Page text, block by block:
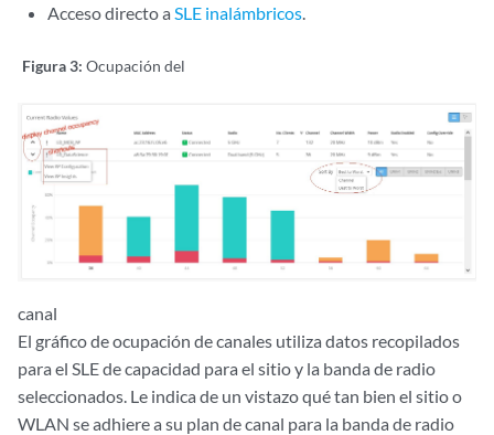
Acceso directo a SLE inalámbricos
Figura 3: Ocupación del
canal
El gráfico de ocupación de canales utiliza datos recopilados
para el SLE de capacidad para el sitio y la banda de radio
seleccionados. Le indica de un vistazo qué tan bien el sitio o
WLAN se adhiere a su plan de canal para la banda de radio